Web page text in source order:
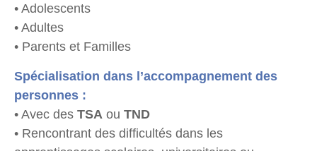
• Adolescents
• Adultes
• Parents et Familles
Spécialisation dans l’accompagnement des
personnes :
• Avec des TSA ou TND
• Rencontrant des difficultés dans les